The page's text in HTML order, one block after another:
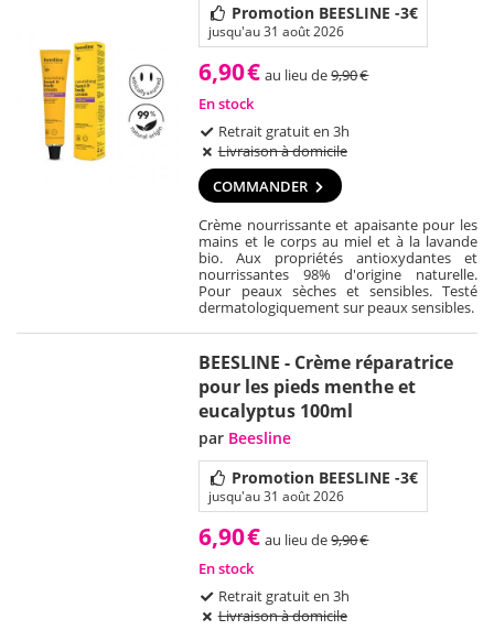
Promotion BEESLINE -3€
jusqu'au 31 août 2026
6,90€ au lieu de9,90€
En stock
Retrait gratuit en 3h
Livraison à domicile
COMMANDER
Crème nourrissante et apaisante pour les
mains et le corps au miel et à la lavande
bio. Aux propriétés antioxydantes et
nourrissantes 98% d'origine naturelle.
Pour peaux sèches et sensibles. Testé
dermatologiquement sur peaux sensibles.
BEESLINE - Crème réparatrice
pour les pieds menthe et
eucalyptus 100ml
par Beesline
Promotion BEESLINE -3€
jusqu'au 31 août 2026
6,90€ au lieu de9,90€
En stock
Retrait gratuit en 3h
Livraison à domicile